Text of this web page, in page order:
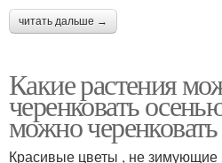
читать дальше →
Какие растения
черенковать
можно
Красивые цветы , не зимующие